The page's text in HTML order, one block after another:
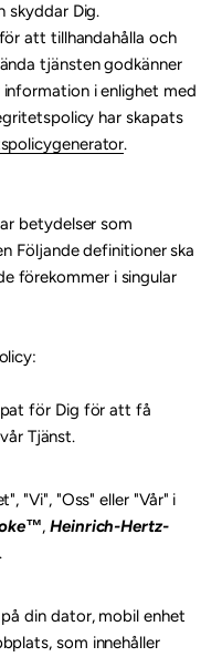
skyddar Dig.
att tillhandahålla och
tjänsten godkänner
i enlighet med
har skapats
.
betydelser som
Följande definitioner ska
förekommer i singular
för Dig för att få
Tjänst.
"Vi", "Oss" eller "Vår" i
, Heinrich-Hertz-
din dator, mobil enhet
som innehåller